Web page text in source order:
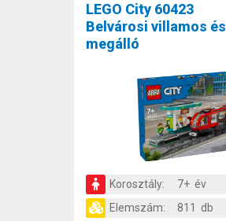
LEGO City 60423
Belvárosi villamos és
megálló
Korosztály:
7+ év
Elemszám:
811 db